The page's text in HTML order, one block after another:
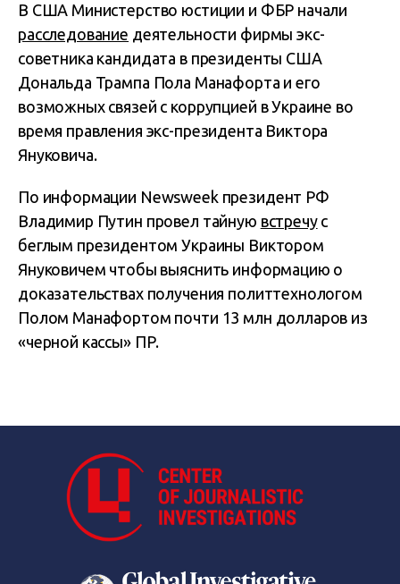
В США Министерство юстиции и ФБР начали
расследование деятельности фирмы экс-
советника кандидата в президенты США
Дональда Трампа Пола Манафорта и его
возможных связей с коррупцией в Украине во
время правления экс-президента Виктора
Януковича.
По информации Newsweek президент РФ
Владимир Путин провел тайную встречус
беглым президентом Украины Виктором
Януковичем чтобы выяснить информацию о
доказательствах получения политтехнологом
Полом Манафортом почти 13 млн долларов из
«черной кассы» ПР.